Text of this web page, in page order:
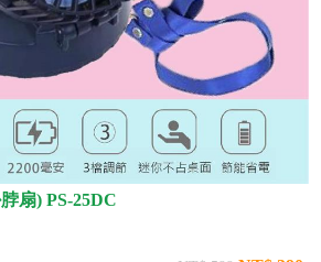
扇) PS-25DC